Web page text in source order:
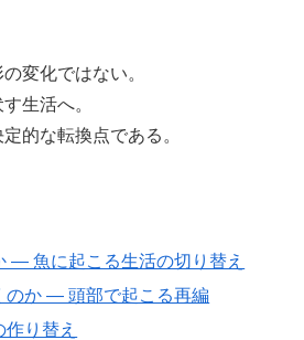
変化ではない。
生活へ。
的な転換点である。
― 魚に起こる生活の切り替え
のか ― 頭部で起こる再編
り替え